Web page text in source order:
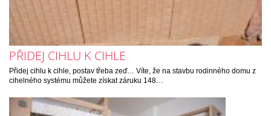
PŘIDEJ CIHLU K CIHLE
Přidej cihlu k cihle, postav třeba zeď… Víte, že na stavbu rodinného domu z
cihelného systému můžete získat záruku 148…